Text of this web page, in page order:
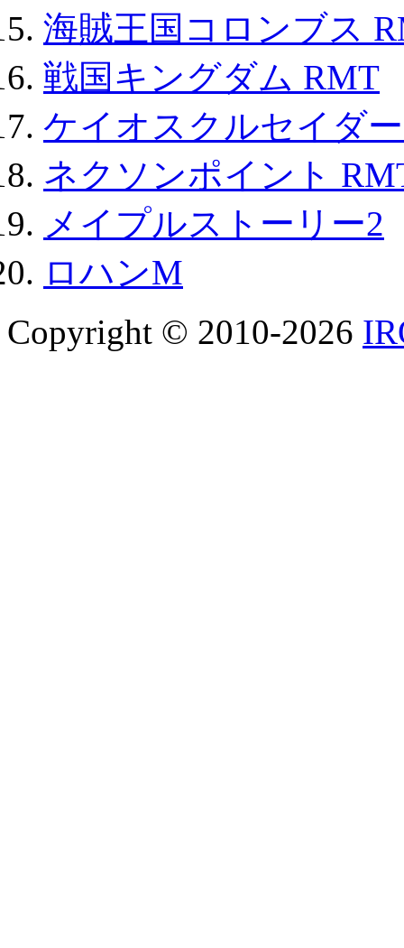
海賊王国コロンブス
戦国キングダム RMT
ケイオスクルセイダ
ネクソンポイント
メイプルストーリー2
ロハンM
Copyright © 2010-2026